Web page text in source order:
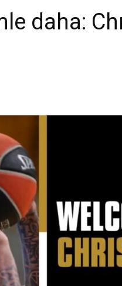
daha: